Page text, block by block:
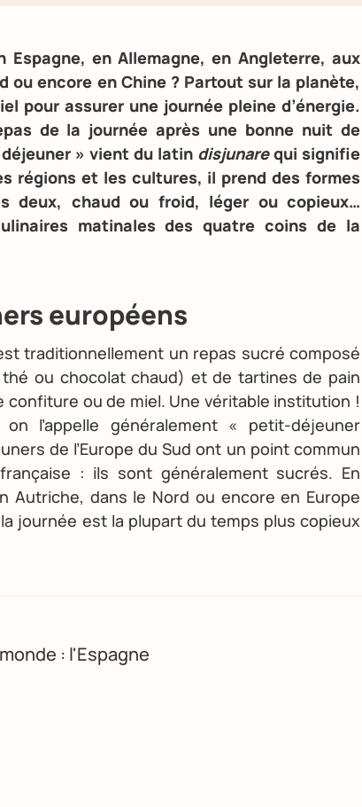
en Allemagne, en Angleterre, aux
ou encore en Chine ? Partout sur la planète,
pour assurer une journée pleine d’énergie.
de la journée après une bonne nuit de
» vient du latin disjunarequi signifie
régions et les cultures, il prend des formes
deux, chaud ou froid, léger ou copieux…
matinales des quatre coins de la
européens
traditionnellement un repas sucré composé
ou chocolat chaud) et de tartines de pain
confiture ou de miel. Une véritable institution !
l’appelle généralement « petit-déjeuner
de l’Europe du Sud ont un point commun
: ils sont généralement sucrés. En
Autriche, dans le Nord ou encore en Europe
journée est la plupart du temps plus copieux
: l'Espagne